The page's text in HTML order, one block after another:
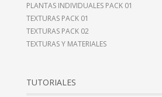
PLANTAS INDIVIDUALES PACK 01
TEXTURAS PACK 01
TEXTURAS PACK 02
TEXTURAS Y MATERIALES
TUTORIALES